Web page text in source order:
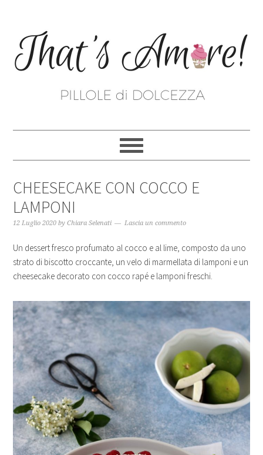
CHEESECAKE CON COCCO E
LAMPONI
12 Luglio 2020 byChiara Selenati Lascia un commento
Un dessert fresco profumato al cocco e al lime, composto da uno
strato di biscotto croccante, un velo di marmellata di lamponi e un
cheesecake decorato con cocco rapé e lamponi freschi.